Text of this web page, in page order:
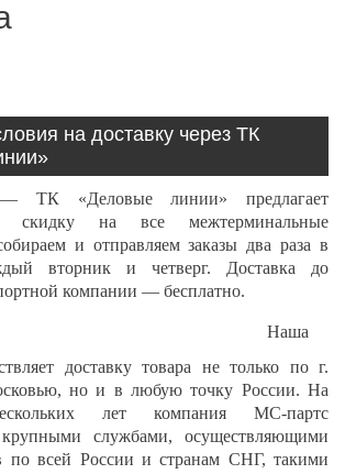
на доставку через ТК
ТК «Деловые линии» предлагает
скидку на все межтерминальные
и отправляем заказы два раза в
вторник и четверг. Доставка до
компании — бесплатно.
Наша
доставку товара не только по г.
но и в любую точку России. На
лет компания МС-партс
крупными службами, осуществляющими
по всей России и странам СНГ, такими